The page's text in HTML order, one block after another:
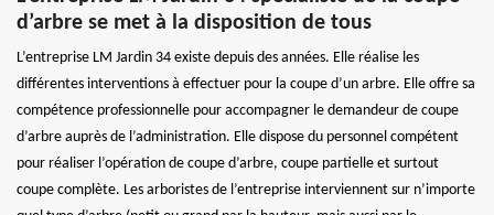
d’arbre se met à la disposition de tous
L’entreprise LM Jardin 34 existe depuis des années. Elle réalise les
différentes interventions à effectuer pour la coupe d’un arbre. Elle offre sa
compétence professionnelle pour accompagner le demandeur de coupe
d’arbre auprès de l’administration. Elle dispose du personnel compétent
pour réaliser l’opération de coupe d’arbre, coupe partielle et surtout
coupe complète. Les arboristes de l’entreprise interviennent sur n’importe